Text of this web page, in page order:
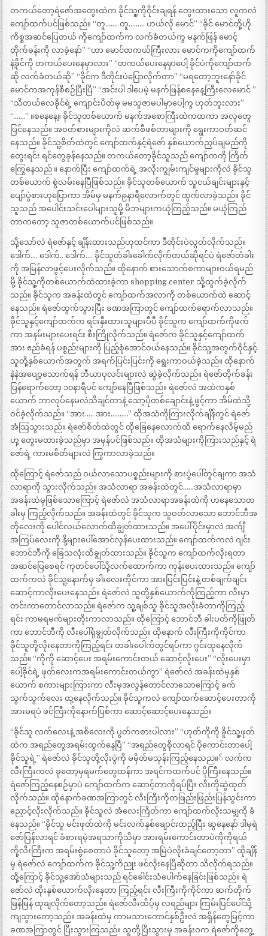
တကယ်တော့ရဲဇော်အတွေးထဲက ခိုင်သူ့ကိုဝိုင်းချရန် တွေးထားသော လူကလဲ
ကျော်ထက်ပင်ဖြစ်သည်။ “တူ……. တူ……… ဟယ်လို မောင်” “ခိုင် မောင်တို့ဟို
ကိစ္စအဆင်ပြေတယ် ကိုကျော်ထက်က လက်ခံတယ်ကွ မနက်ဖြန် မောင့်
တိုက်ခန်းကို လာခဲ့နော်” “ဟာ မောင်တကယ်ကြီးလား မောင်ကကိုကျော်ထက်
နဲ့ခိုင်ကို တကယ်ပေးနေမှာလား” “တကယ်ပေးနေမှာပေါ့ ခိုင်ပဲကိုကျော်ထက်
ဆို လက်ခံတယ်ဆို” “ခိုင်က ဒီတိုင်းပဲပြောလိုက်တာ” “မရတော့ဘူးနော်ခိုင်
မောင်ကအကုန်စီစဉ်ပြီးပြီ” “အင်းပါ ဒါပေမဲ့ မနက်ဖြန်စနေနေ့ကြီးလေမောင် ”
“သိတယ်လေခိုင်ရဲ့ ကျောင်းပိတ်မှ မမသူဇာမပါမှာပေါ့ကွ ဟုတ်ဘူးလား”
“…….” ။စနေနေ့။ ခိုင်သူတစ်ယောက် မနက်အစောကြီးထဲကထကာ အလှတွေ
ပြင်နေသည်။ အဝတ်စားများကိုလဲ ဆက်စီဖစ်တာများကို ရွေးကာဝတ်ဆင်
နေသည်။ ခိုင်သူ့စိတ်ထဲတွင် ကျော်ထက်နှင့်ရဲဇော် နှစ်ယောက်ညှပ်ချမည်ကို
တွေးရင်း ရင်တွေခုန်နေသည်။ တကယ်တော့ခိုင်သူသည် ကျော်ကကို ကြိတ်
ကြွေနေသည် ။ နောက်ပြီး ကျော်ထက်ရဲ့ အလိုးကျွမ်းကျင်မှုများကိုလဲ ခိုင်သူ
တစ်ယောက် စွဲလမ်းနေပြီဖြစ်သည်။ ခိုင်သူတစ်ယောက် သူငယ်ချင်းများနှင့်
ပျော်ပွဲစားဟုပြောကာ အိမ်မှ မနက်၉နာရီလောက်တွင် ထွက်လာခဲ့သည်။ ခိုင်
သူသည် အပေါင်းသင်းပေါများသူမို့ မိဘများကယုံကြည့်သည်။ မယုံကြည်
တာကတော့ သူဇာတစ်ယောက်ပင်ဖြစ်သည်။
သို့သော်လဲ ရဲဇော်နှင့် ချိန်းထားသည်ဟုထင်ကာ ဒီတိုင်းပဲလွတ်လိုက်သည်။
ဒေါက်…. ဒေါက်.. ဒေါက်…. ခိုင်သူတံခါးခေါက်လိုက်တယ်ဆိုရင်ပဲ ရဲဇော်တံခါး
ကို အမြန်လာဖွင့်ပေးလိုက်သည်။ ထိုနောက် စားသောက်စကာများဝယ်ရမည်
မို့ ခိုင်သူ့ကိုတစ်ယောက်ထဲထားခဲ့ကာ shopping center သို့ထွက်ခဲ့လိုက်
သည်။ ခိုင်သူက အခန်းထဲတွင် ကျော်ထက်အလာကို တစ်ယောက်ထဲ ဆောင့်
နေသည်။ ရဲဇော်ထွက်သွားပြီး ခဏအကြာတွင် ကျော်ထက်ရောက်လာသည်။
ခိုင်သူနှင့်ကျော်ထက်က ရင်းနှီးထားသူများပီပီ ခိုင်သူက ကျော်ထက်ကိုဖက်
ကာ အနမ်းများပေးရင်း စီးကြိုလိုက်သည်။ ရဲဇော်က ခိုင်သူနှင့်ကျော်ထက်
အား ဧည်ခံရန် ပစ္စည်းများကို ပြည့်စုံအောင်ဝယ်နေသည်။ ခိုင်သူ့အတွက်ဝိုင်နှင့်
သူတို့နှစ်ယောက်အတွက် အရက်ပြင်းပြင်းကို ရွေးကာဝယ်ခဲ့သည်။ ထိုနောက်
နဲနဲအပျော့သောက်ရန် ဘီယာပုလင်းများလဲ ဆွဲခဲ့လိုက်သည်။ ရဲဇော်တိုက်ခန်း
ပြန်ရောက်တော့ ၁၀နာရီပင် ကျော်နေပြီဖြစ်သည်။ ရဲဇော်လဲ အထဲကနှစ်
ယောက် ဘာလုပ်နေမလဲသိချင်တာနဲ့ သော့ပိုတစ်ချောင်းနဲ့ ဖွင့်ကာ အိမ်ထဲသို့
ဝင်ခဲ့လိုက်သည်။ “အား….. အား……….” ထိုအသံကိုကြားလိုက်ချိန်တွင် ရဲဇော်
အံသြသွားသည်။ ရဲဇော်စိတ်ထဲတွင် ထိုခြေနေလောက်ထိ ရောက်နေလိမ့်မည်
ဟု့ တွေးမထားခဲ့သည်မှာ အမှန်ပင်ဖြစ်သည်။ ထိုအသံများကိုကြားသည်နှင့် ရဲ
ဇော်ရဲ့ ကားမစိတ်များလဲ ကြွကာလာခဲ့သည်။
ထိုကြောင့် ရဲဇော်သည် ဝယ်လာသောပစ္စည်းများကို စားပွဲပေါ်တွင်ချကာ အသံ
လာရာကို သွားလိုက်သည်။ အသံလာရာ အခန်းထဲတွင်……အသံလာရာမှာ
အခန်းထဲမှဖြစ်သောကြောင့် ရဲဇော်လဲ အသံလာရာအခန်းထဲကို ဟနေသောတ
ခါးမှ ကြည့်လိုက်သည်။ အခန်းထဲတွင် ခိုင်သူက သူဝတ်လာသော ဘောင်ဘီအ
တိုလေးကို ပေါင်လယ်လောက်ထိချွတ်ထားသည်။ အပေါ်ပိုင်းမှာလဲ အင်္ကျီ
အကြပ်လေးကို နို့များပေါ်အောင်လှန်ပေးထားသည်။ ကျော်ထက်ကလဲ ဂျင်း
ဘောင်ဘီကို ခြေသလုံးထိချွတ်ထားသည်။ ခိုင်သူက ကျော်ထက်လိုးရတာ
အဆင်ပြေစေရင် ကုတင်ပေါ်သို့လက်ထောက်ကာ ကုန်းပေးထားသည်။ ကျော်
ထက်ကလဲ ခိုင်သူ့နောက်မှ ခါးလေးကိုင်ကာ အားပြင်းပြင်းနဲ့ တစ်ချက်ချင်း
ဆောင့်ကာလိုးပေးနေသည်။ ရဲဇော်လဲ သူတို့နှစ်ယောက်ကိုကြည့်ကာ လီးမှာ
တင်းကာတောင်လာသည်။ ရဲဇော်က သူ့ချစ်သူ ခိုင်သူအလိုးခံတာကိုကြည့်
ရင်း ကာမရမက်များတိုးကာလာသည်။ ထိုကြောင့် ဘောင်ဘီ ခါးပတ်ကိုဖြုတ်
ကာ ဘောင်ဘီကို လီးပေါ်ရုံချွတ်လိုက်သည်။ ထိုနောက် လီးကြီးကိုကိုင်ကာ
ခိုင်သူတို့လိုးနေတာကိုကြည့်ရင်း တခါးပေါက်တွင်ရပ်ကာ ဂွင်းထုနေလိုက်
သည်။ “ကိုကို ဆောင့်ပေး အရမ်းကောင်းတယ် ဆောင့်လိုးပေး” “လိုးပေးမှာ
ပေါ့ခိုင်ရဲ့ ဖုတ်လေးကအရမ်းကောင်းတယ်ကွာ” ရဲဇော်လဲ အခန်းထဲမှနှစ်
ယောက် စကားများကြားကာ လီးမှအလွန်တောင်လာသောကြောင့် ခက်
သွက်သွက်လေး ထု့နေလိုက်သည်။ ခိုင်သူကလဲ ကျော်ထက်ဆောင့်ပေးတာကို
အားမရပဲ ဖင်ကြီးကိုနောက်ပြစ်ကာ ဆောင့်ဆောင့်ပေးနေသည်။
“ခိုင်သူ လက်လေးနဲ့ အစိလေးကို ပွတ်ကစားပါလား” “ဟုတ်ကိုကို ခိူင်သူ့ဖုတ်
ထဲက အရည်တွေအရမ်းထွက်နေပြီ” “အရည်တွေစိုလာရင် ပိုကောင်းတာပေါ့
ခိုင်သူရဲ့” ရဲဇော်လဲ ခိုင်သူတို့လိုးပွဲကို မမှိတ်မသုန်းကြည့်နေသည။် လက်က
လီးကြီးကလဲ ခုတော့မှရမက်တွေထန်ကာ အရင်ကထက်ပင် ပိုကြီးနေသည်။
ရဲဇော်ကြည့်နေစဉ်မှာပဲ ကျော်ထက်က ဆောင့်တာကိုရပ်ပြီး လီးကိုဆွဲထုတ်
လိုက်သည်။ ထိုနောက်ခဏအကြာတွင် လီးကြီးကိုတဖြည်းဖြည်းပြန်သွင်းကာ
ညှောင့်လိုးလိုက်သည်။ ခိုင်သူလဲ အံလေးကြိတ်ကာ ကျော်ထက်လိုးသမျှကို ခံ
နေသည်။ “ခိုင်သူ မင်းဖုတ်ထဲကို မင်းလက်နှစ်ချောင်းထည့်ပြီး ဆွနေနော် ဒါမှရဲ
ဇော်ပြန်လာရင် ခံစားရမဲ့အရသာကိုသိမှာ အားရမ်းကောင်းတာပဲကိုကိုရယ်
ကို့လီးကြီးက အရမ်းစွဲစေတာပဲ ခိုင်သူတော့ အမြဲပဲလိုးခံချင်တော့တာ” ထိုချိန်
မှ ရဲဇော်လဲ ကျော်ထက်က ခိုင်သူ့ကိညုး ဖင်လိုးနေပြီဆိုတာ သိလိုက်ရသည်။
ထို့ကြောင့် ခိုင်သူ့အော်သံများသည် ရင်ခေါင်းသံပေါက်နေခြင်းဖြစ်သည်။ ရဲ
ဇော်လဲ ထိုးနှစ်ယောက်လိုးနေတာ ကြည့်ရင်း လီးကြီးကိုကိုင်ကာ ဆက်တိုက်
မြန်မြန် ထုချလိုက်တော့သည်။ ရဲဇော်လီးထိပ့်မှ လရည်များ ကြမ်းပြင်ပေါ်သို့
ကျသွားတော့သည်။ အခန်းထဲမှ ကာမသားကောင်နှစ်ဦးလဲ အရှိန်တွေမြင့်ကာ
ခဏအကြာတွင် ပြီးသွားကြသည်။ သူတို့ပြီးသွားမှ အခန်းဝက ရဲဇော်ကိုတွေ့